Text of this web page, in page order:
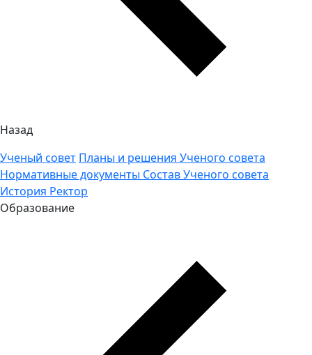
Назад
Ученый совет Планы и решения Ученого совета
Нормативные документы Состав Ученого совета
История Ректор
Образование